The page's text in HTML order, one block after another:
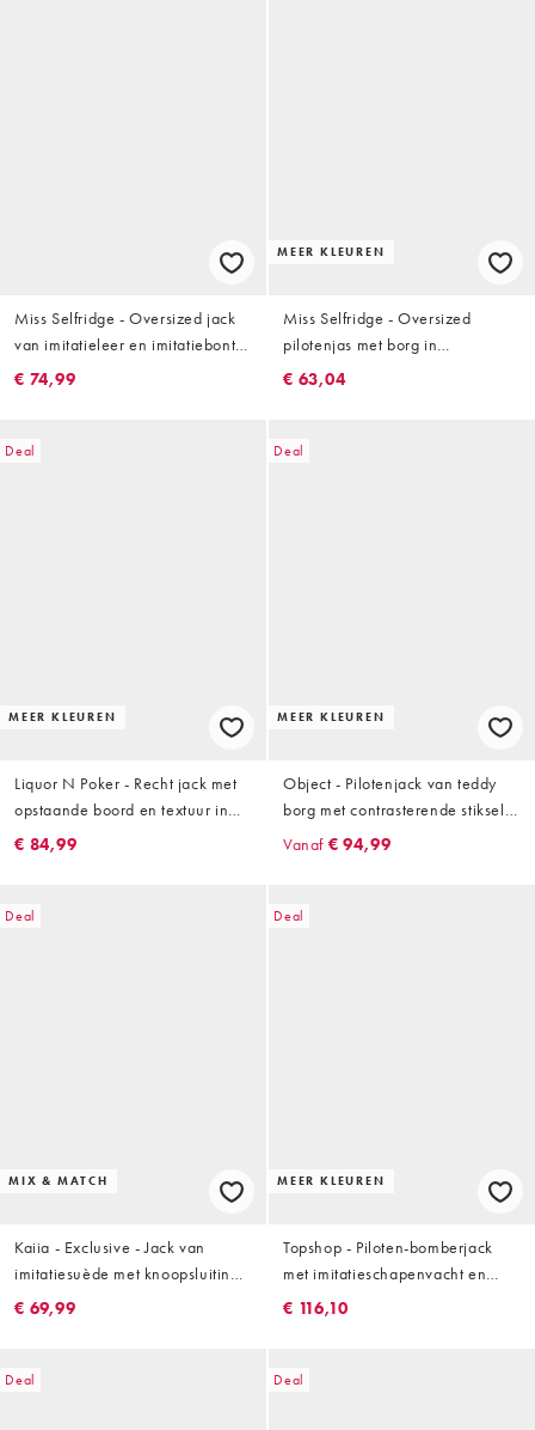
Miss Selfridge - Oversized jack
van imitatieleer en imitatiebont
in zwart
€ 74,99
MEER KLEUREN
Miss Selfridge - Oversized
pilotenjas met borg in
chocoladebruin
€ 63,04
Deal
MEER KLEUREN
Liquor N Poker - Recht jack met
opstaande boord en textuur in
bruin
€ 84,99
Deal
MEER KLEUREN
Object - Pilotenjack van teddy
borg met contrasterende stiksels
in bruin
Vanaf € 94,99
Deal
MIX & MATCH
Kaiia - Exclusive - Jack van
imitatiesuède met knoopsluiting
en zak aan de voorkant in
€ 69,99
Deal
MEER KLEUREN
Topshop - Piloten-bomberjack
met imitatieschapenvacht en
vintage wassing in
€ 116,10
Deal Deal